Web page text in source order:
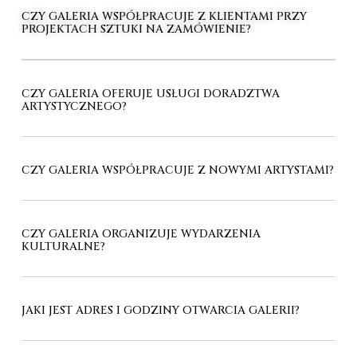
CZY GALERIA WSPÓŁPRACUJE Z KLIENTAMI PRZY
PROJEKTACH SZTUKI NA ZAMÓWIENIE?
CZY GALERIA OFERUJE USŁUGI DORADZTWA
ARTYSTYCZNEGO?
CZY GALERIA WSPÓŁPRACUJE Z NOWYMI ARTYSTAMI?
CZY GALERIA ORGANIZUJE WYDARZENIA
KULTURALNE?
JAKI JEST ADRES I GODZINY OTWARCIA GALERII?